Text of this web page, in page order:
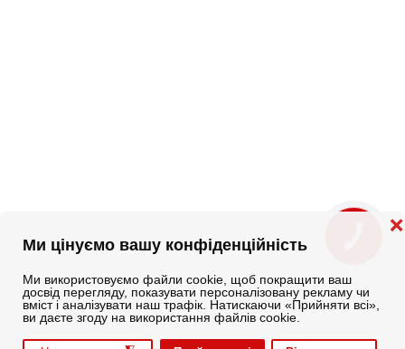
Ми цінуємо вашу конфіденційність
Ми використовуємо файли cookie, щоб покращити ваш
досвід перегляду, показувати персоналізовану рекламу чи
вміст і аналізувати наш трафік. Натискаючи «Прийняти всі»,
ви даєте згоду на використання файлів cookie.
❌